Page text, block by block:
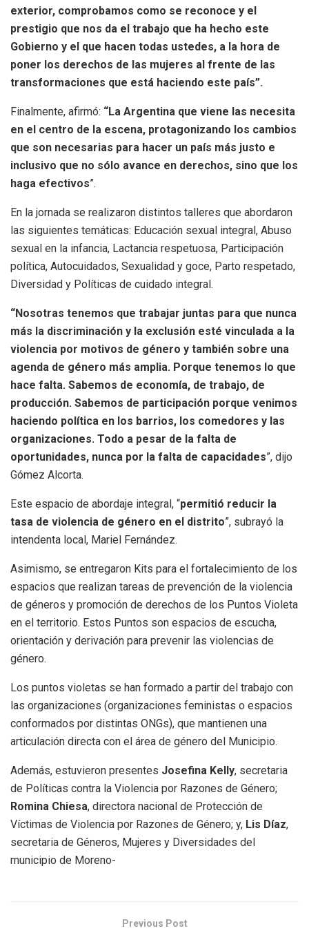
exterior, comprobamos como se reconoce y el
prestigio que nos da el trabajo que ha hecho este
Gobierno y el que hacen todas ustedes, a la hora de
poner los derechos de las mujeres al frente de las
transformaciones que está haciendo este país”.
Finalmente, afirmó: “La Argentina que viene las necesita
en el centro de la escena, protagonizando los cambios
que son necesarias para hacer un país más justo e
inclusivo que no sólo avance en derechos, sino que los
haga efectivos”.
En la jornada se realizaron distintos talleres que abordaron
las siguientes temáticas: Educación sexual integral, Abuso
sexual en la infancia, Lactancia respetuosa, Participación
política, Autocuidados, Sexualidad y goce, Parto respetado,
Diversidad y Políticas de cuidado integral.
“Nosotras tenemos que trabajar juntas para que nunca
más la discriminación y la exclusión esté vinculada a la
violencia por motivos de género y también sobre una
agenda de género más amplia. Porque tenemos lo que
hace falta. Sabemos de economía, de trabajo, de
producción. Sabemos de participación porque venimos
haciendo política en los barrios, los comedores y las
organizaciones. Todo a pesar de la falta de
oportunidades, nunca por la falta de capacidades”, dijo
Gómez Alcorta.
Este espacio de abordaje integral, “permitió reducir la
tasa de violencia de género en el distrito”, subrayó la
intendenta local, Mariel Fernández.
Asimismo, se entregaron Kits para el fortalecimiento de los
espacios que realizan tareas de prevención de la violencia
de géneros y promoción de derechos de los Puntos Violeta
en el territorio. Estos Puntos son espacios de escucha,
orientación y derivación para prevenir las violencias de
género.
Los puntos violetas se han formado a partir del trabajo con
las organizaciones (organizaciones feministas o espacios
conformados por distintas ONGs), que mantienen una
articulación directa con el área de género del Municipio.
Además, estuvieron presentes Josefina Kelly, secretaria
de Políticas contra la Violencia por Razones de Género;
Romina Chiesa, directora nacional de Protección de
Víctimas de Violencia por Razones de Género; y, Lis Díaz,
secretaria de Géneros, Mujeres y Diversidades del
municipio de Moreno-
Previous Post